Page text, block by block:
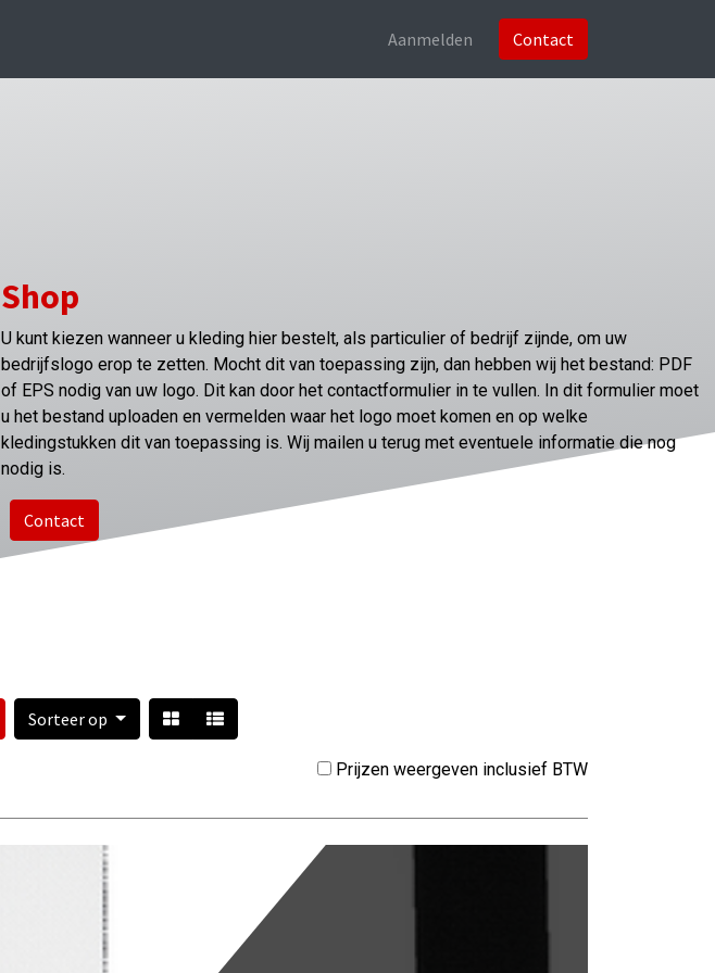
Aanmelden Contact
Shop
U kunt kiezen wanneer u kleding hier bestelt, als particulier of bedrijf zijnde, om uw
bedrijfslogo erop te zetten. Mocht dit van toepassing zijn, dan hebben wij het bestand: PDF
of EPS nodig van uw logo. Dit kan door het contactformulier in te vullen. In dit formulier moet
u het bestand uploaden en vermelden waar het logo moet komen en op welke
kledingstukken dit van toepassing is. Wij mailen u terug met eventuele informatie die nog
nodig is.
Contact
Sorteer op
Prijzen weergeven inclusief BTW